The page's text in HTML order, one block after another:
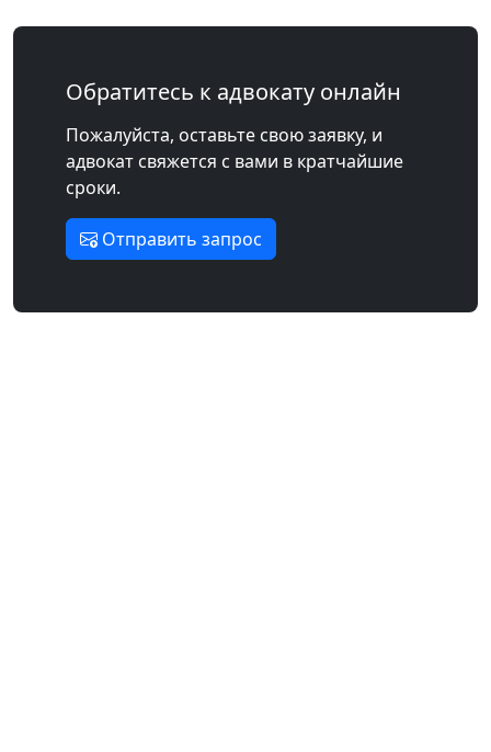
Обратитесь к адвокату онлайн
Пожалуйста, оставьте свою заявку, и
адвокат свяжется с вами в кратчайшие
сроки.
Отправить запрос